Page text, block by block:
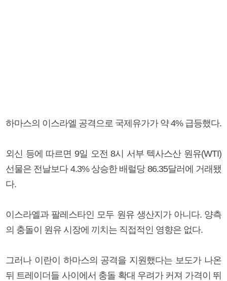
하마스의 이스라엘 공격으로 국제유가가 약 4% 급등했다.
외신 등에 따르면 9일 오전 8시 서부 텍사스산 원유(WTI)
선물은 전날보다 4.3% 상승한 배럴당 86.35달러에 거래됐
다.
이스라엘과 팔레스타인 모두 원유 생산지가 아니다. 양측
의 충돌이 원유 시장에 끼치는 직접적인 영향은 없다.
그러나 이란이 하마스의 공격을 지원했다는 보도가 나온
뒤 트레이더들 사이에서 충돌 확대 우려가 커져 가격이 뛰